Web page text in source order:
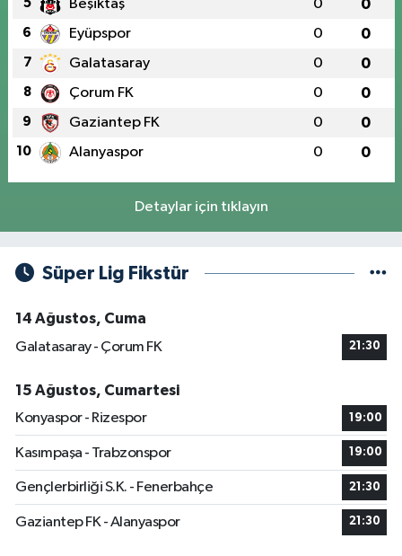
5 Beşiktaş 0 0
6 Eyüpspor 0 0
7 Galatasaray 0 0
8 Çorum FK 0 0
9 Gaziantep FK 0 0
10 Alanyaspor 0 0
Detaylar için tıklayın
Süper Lig Fikstür
14 Ağustos, Cuma
Galatasaray - Çorum FK
21:30
15 Ağustos, Cumartesi
Konyaspor - Rizespor
19:00
Kasımpaşa - Trabzonspor 19:00
Gençlerbirliği S.K. - Fenerbahçe 21:30
Gaziantep FK - Alanyaspor 21:30